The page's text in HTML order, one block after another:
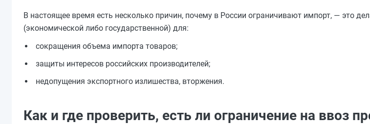
В настоящее время есть несколько причин, почему в России ограничивают импорт, — это
(экономической либо государственной) для:
сокращения объема импорта товаров;
защиты интересов российских производителей;
недопущения экспортного излишества, вторжения.
Как и где проверить, есть ли ограничение на ввоз